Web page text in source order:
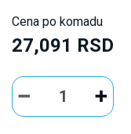
Cena po komadu
27,091 RSD